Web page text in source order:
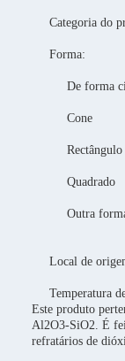
Categoria do
Forma:
De forma
Cone
Rectângulo
Quadrado
Outra
Local de
Temperatura
Este produto
Al2O3-SiO2. É
refratários de